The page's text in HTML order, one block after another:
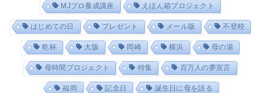
MJプロ養成講座 えほん箱プロジェクト
はじめての日 プレゼント メール版 不登校
乾杯 大阪 岡崎 横浜 母の湯
母時間プロジェクト 特集 百万人の夢宣言
福岡 記念日 誕生日に母を語る